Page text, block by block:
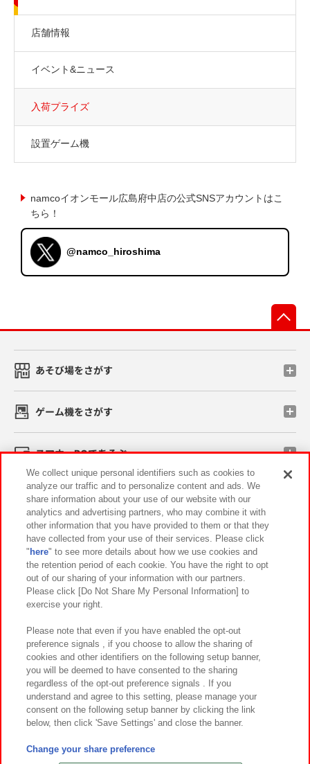
店舗情報
イベント&ニュース
入荷プライズ
設置ゲーム機
namcoイオンモール広島府中店の公式SNSアカウントはこ
ちら！
@namco_hiroshima
あそび場をさがす
ゲーム機をさがす
スマホ・PCであそぶ
イベント・キャンペーン
関連会社 サステナビリティ サイトポリシー
プライバシーポリシー ウェブアクセシビリティ方針と検証結果
お取引先さまとともに
カスタマーハラスメント対応方針 よくあるご質問・お問い合わせ
©Bandai Namco Amusement Inc.
©Bandai Namco Amusement Lab Inc.
We collect unique personal identifiers such as cookies to
analyze our traffic and to personalize content and ads. We
share information about your use of our website with our
analytics and advertising partners, who may combine it with
other information that you have provided to them or that they
have collected from your use of their services. Please click
" here" to see more details about how we use cookies and
the retention period of each cookie. You have the right to opt
out of our sharing of your information with our partners.
Please click [Do Not Share My Personal Information] to
exercise your right.
Please note that even if you have enabled the opt-out
preference signals , if you choose to allow the sharing of
cookies and other identifiers on the following setup banner,
you will be deemed to have consented to the sharing
regardless of the opt-out preference signals . If you
understand and agree to this setting, please manage your
consent on the following setup banner by clicking the link
below, then click 'Save Settings' and close the banner.
Change your share preference